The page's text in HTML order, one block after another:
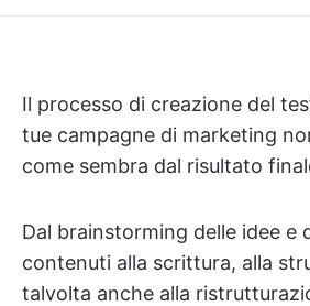
Il processo di creazione del
tue campagne di marketing
come sembra dal risultato
Dal brainstorming delle idee e
contenuti alla scrittura, alla
talvolta anche alla